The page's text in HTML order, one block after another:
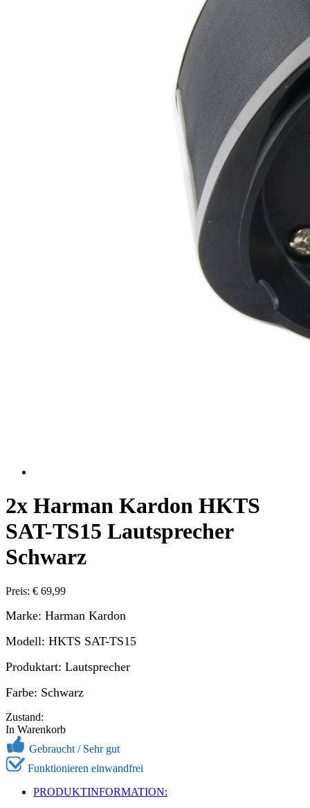
2x Harman Kardon HKTS
SAT-TS15 Lautsprecher
Schwarz
Preis: € 69,99
Marke: Harman Kardon
Modell: HKTS SAT-TS15
Produktart: Lautsprecher
Farbe: Schwarz
Zustand:
In Warenkorb
Gebraucht / Sehr gut
Funktionieren einwandfrei
PRODUKTINFORMATION: